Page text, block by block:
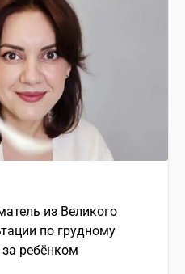
из Великого
по грудному
ребёнком